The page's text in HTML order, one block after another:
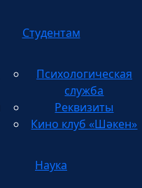
Студентам
Психологическая
служба
Реквизиты
Кино клуб «Шәкен»
Наука